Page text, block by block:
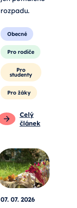
rozpadu.
Obecné
Pro rodiče
Pro
studenty
Pro žáky
Celý
článek
07. 07. 2026